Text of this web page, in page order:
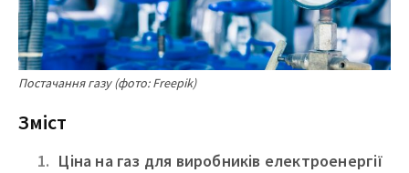
Постачання газу (фото: Freepik)
Зміст
Ціна на газ для виробників електроенергії